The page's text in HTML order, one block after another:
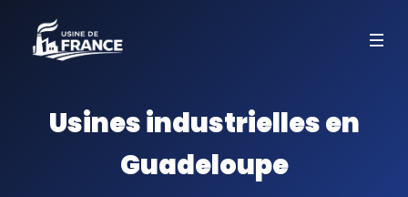
Usines industrielles en
Guadeloupe